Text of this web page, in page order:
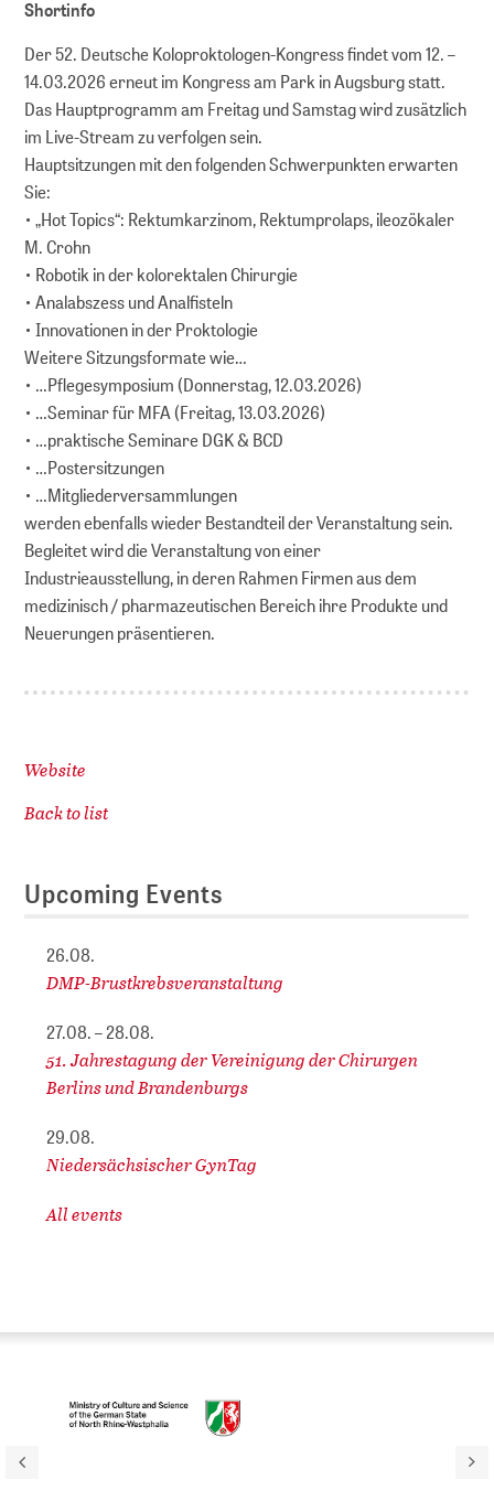
Shortinfo
Der 52. Deutsche Koloproktologen-Kongress findet vom 12. –
14.03.2026 erneut im Kongress am Park in Augsburg statt.
Das Hauptprogramm am Freitag und Samstag wird zusätzlich
im Live-Stream zu verfolgen sein.
Hauptsitzungen mit den folgenden Schwerpunkten erwarten
Sie:
• „Hot Topics“: Rektumkarzinom, Rektumprolaps, ileozökaler
M. Crohn
• Robotik in der kolorektalen Chirurgie
• Analabszess und Analfisteln
• Innovationen in der Proktologie
Weitere Sitzungsformate wie…
• …Pflegesymposium (Donnerstag, 12.03.2026)
• …Seminar für MFA (Freitag, 13.03.2026)
• …praktische Seminare DGK & BCD
• …Postersitzungen
• …Mitgliederversammlungen
werden ebenfalls wieder Bestandteil der Veranstaltung sein.
Begleitet wird die Veranstaltung von einer
Industrieausstellung, in deren Rahmen Firmen aus dem
medizinisch / pharmazeutischen Bereich ihre Produkte und
Neuerungen präsentieren.
Website
Back to list
Upcoming Events
26.08.
DMP-Brustkrebsveranstaltung
27.08. – 28.08.
51. Jahrestagung der Vereinigung der Chirurgen
Berlins und Brandenburgs
29.08.
Niedersächsischer GynTag
All events